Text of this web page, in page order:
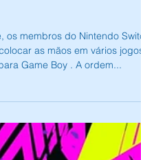
Coelho
2024
1 min de leitura
2, 3, 4 e 5 são
os membros do Nintendo
as mãos em vários jogos
Mega Man para Game Boy . A ordem...